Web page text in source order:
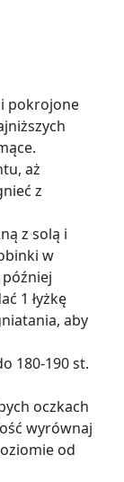
pokrojone
aż
z
z solą i
w
1 łyżkę
aby
180-190 st.
oczkach
wyrównaj
od